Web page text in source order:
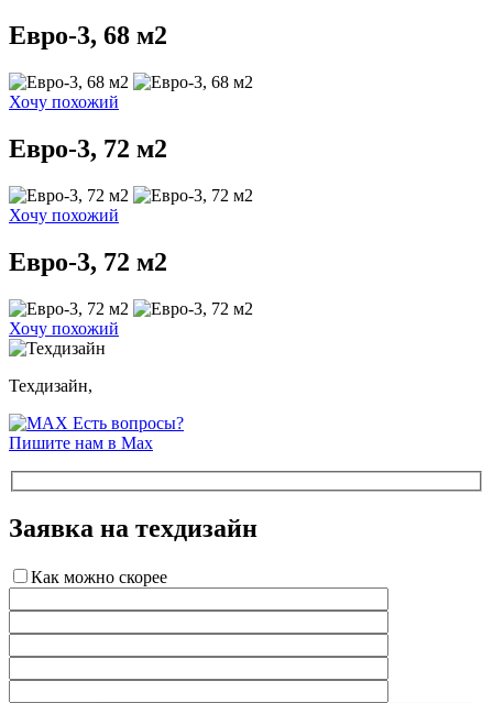
Евро-3, 68 м2
Хочу похожий
Евро-3, 72 м2
Хочу похожий
Евро-3, 72 м2
Хочу похожий
Техдизайн,
Есть вопросы?
Пишите нам в Max
Заявка на техдизайн
Как можно скорее